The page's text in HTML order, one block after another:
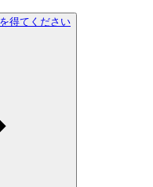
得てください